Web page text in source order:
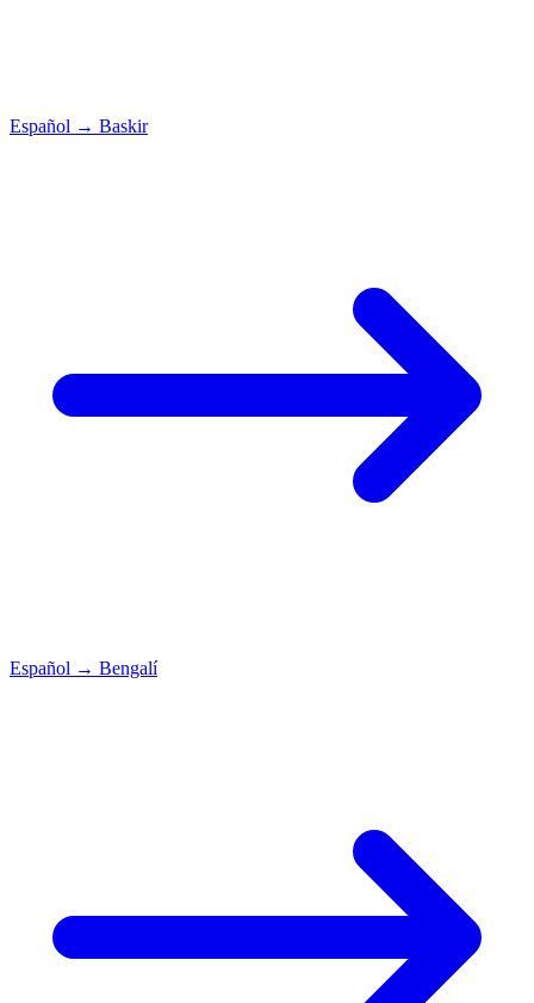
Español → Baskir
Español → Bengalí